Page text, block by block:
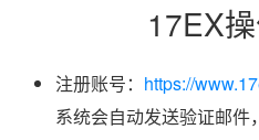
17EX
注册账号： https://
系统会自动发送验证邮件